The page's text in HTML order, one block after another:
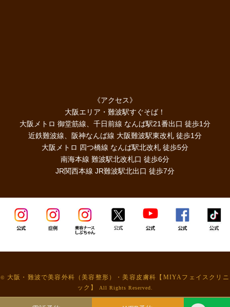
《アクセス》
大阪エリア・難波駅すぐそば！
大阪メトロ 御堂筋線、千日前線 なんば駅21番出口 徒歩1分
近鉄難波線、阪神なんば線 大阪難波駅東改札 徒歩1分
大阪メトロ 四つ橋線 なんば駅北改札 徒歩5分
南海本線 難波駅北改札口 徒歩6分
JR関西本線 JR難波駅北出口 徒歩7分
© 大阪・難波で美容外科（美容整形）・美容皮膚科【MIYAフェイスクリニ
ック】
All Rights Reserved.